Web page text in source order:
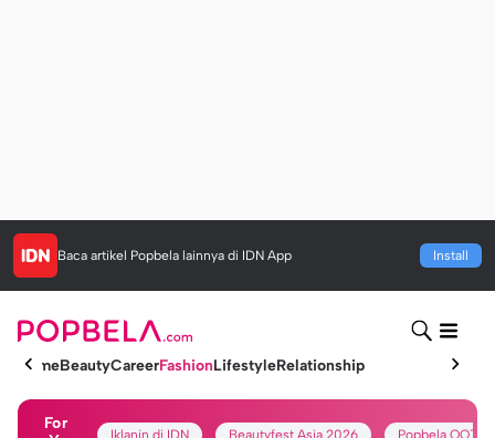
Baca artikel Popbela lainnya di IDN App Install
HomeBeautyCareerFashionLifestyleRelationship
For
Iklanin di IDN Beautyfest Asia 2026 Popbela OOTD